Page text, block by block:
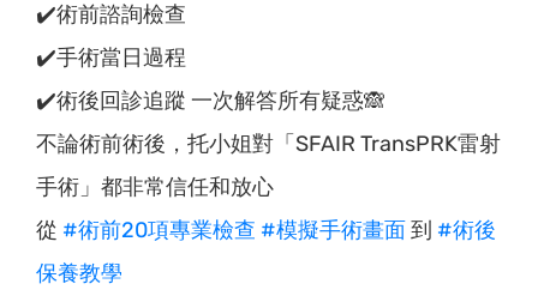
✔️術前諮詢檢查
✔️手術當日過程
✔️術後回診追蹤 一次解答所有疑惑🙈
不論術前術後，托小姐對「SFAIR TransPRK雷射
手術」都非常信任和放心
從 #術前20項專業檢查 #模擬手術畫面到 #術後
保養教學